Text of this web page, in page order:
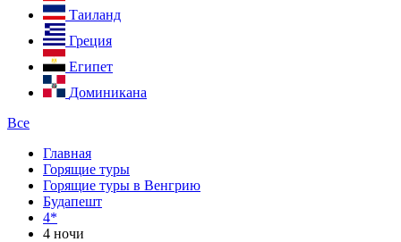
Таиланд
Греция
Египет
Доминикана
Все
Главная
Горящие туры
Горящие туры в Венгрию
Будапешт
4*
4 ночи